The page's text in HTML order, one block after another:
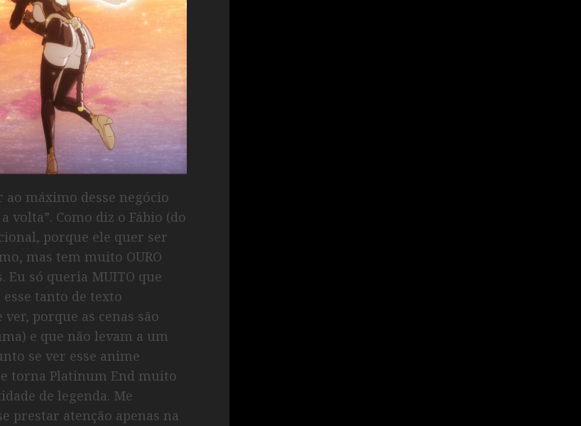
máximo desse negócio
volta”. Como diz o Fábio (do
porque ele quer ser
mas tem muito OURO
Eu só queria MUITO que
tanto de texto
porque as cenas são
e que não levam a um
se ver esse anime
torna Platinum End muito
de legenda. Me
prestar atenção apenas na